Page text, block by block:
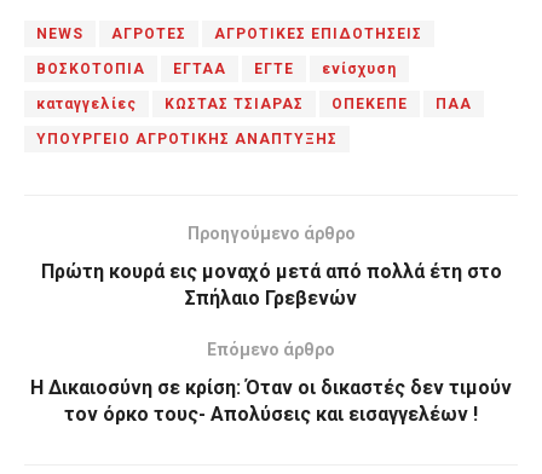
NEWS ΑΓΡΟΤΕΣ ΑΓΡΟΤΙΚΕΣ ΕΠΙΔΟΤΗΣΕΙΣ
ΒΟΣΚΟΤΟΠΙΑ ΕΓΤΑΑ ΕΓΤΕ ενίσχυση
καταγγελίες ΚΩΣΤΑΣ ΤΣΙΑΡΑΣ ΟΠΕΚΕΠΕ ΠΑΑ
ΥΠΟΥΡΓΕΙΟ ΑΓΡΟΤΙΚΗΣ ΑΝΑΠΤΥΞΗΣ
Προηγούμενο άρθρο
Πρώτη κουρά εις μοναχό μετά από πολλά έτη στο
Σπήλαιο Γρεβενών
Επόμενο άρθρο
Η Δικαιοσύνη σε κρίση: Όταν οι δικαστές δεν τιμούν
τον όρκο τους- Απολύσεις και εισαγγελέων !